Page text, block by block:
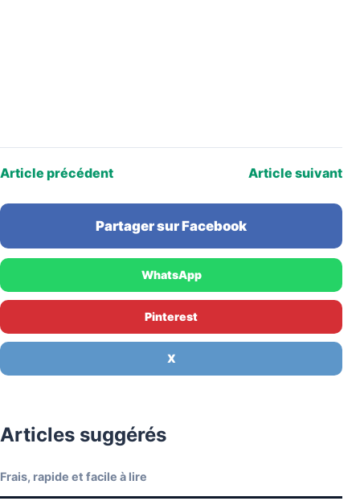
Article précédent Article suivant
Partager sur Facebook
WhatsApp
Pinterest
X
Articles suggérés
Frais, rapide et facile à lire